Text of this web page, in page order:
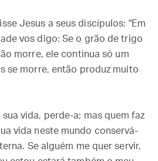
Jesus a seus discípulos: "Em
vos digo: Se o grão de trigo
morre, ele continua só um
se morre, então produz muito
sua vida, perde-a; mas quem faz
vida neste mundo conservá-
Se alguém me quer servir,